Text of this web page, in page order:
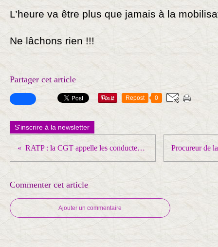
L’heure va être plus que jamais à la
Ne lâchons rien !!!
Partager cet article
Repost 0
S'inscrire à la newsletter
RATP : la CGT appelle les conducteurs de bus à la grève de mardi à jeudi
Commenter cet article
Ajouter un commentaire